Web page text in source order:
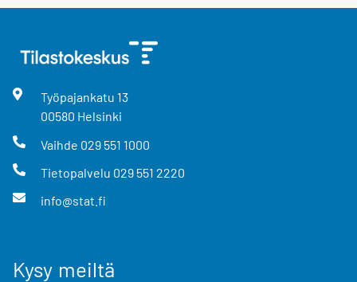
Työpajankatu 13
00580 Helsinki
Vaihde 029 551 1000
Tietopalvelu 029 551 2220
info@stat.fi
Kysy meiltä